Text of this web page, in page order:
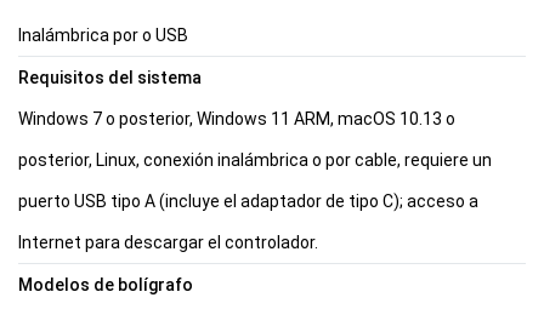
Inalámbrica por o USB
Requisitos del sistema
Windows 7 o posterior, Windows 11 ARM, macOS 10.13 o
posterior, Linux, conexión inalámbrica o por cable, requiere un
puerto USB tipo A (incluye el adaptador de tipo C); acceso a
Internet para descargar el controlador.
Modelos de bolígrafo